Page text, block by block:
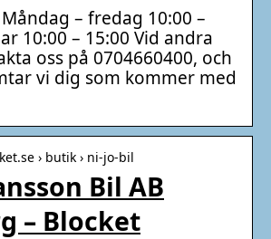
Måndag – fredag 10:00 –
10:00 – 15:00 Vid andra
oss på 0704660400, och
vi dig som kommer med
› butik › ni-jo-bil
Bil AB
– Blocket